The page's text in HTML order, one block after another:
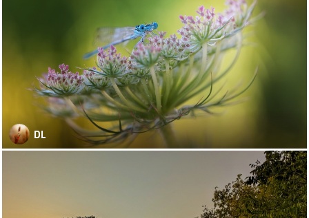
DL